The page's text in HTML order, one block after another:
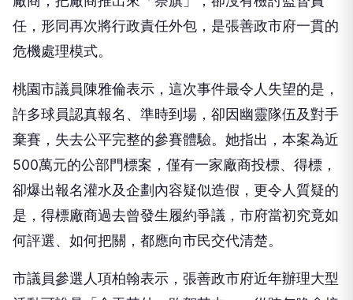
任，形同再次將行政責任外包，是張善政市府一貫的
危機處理模式。
桃園市議員陳雅倫表示，這次事件最令人失望的是，
許多球員認真報名、準時到場，卻因幽靈隊伍及對手
棄賽，失去公平完整的參賽體驗。她指出，本案為近
500萬元的公部門標案，僅有一家廠商投標、得標，
卻爆出報名灌水及企劃內容疑似造假，更令人質疑的
是，得標廠商過去曾發生履約爭議，市府當初究竟如
何評選、如何把關，都應向市民交代清楚。
市議員參選人項柏翰表示，張善政市府近年辦理大型